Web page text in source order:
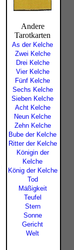
Andere
Tarotkarten
As der Kelche
Zwei Kelche
Drei Kelche
Vier Kelche
Fünf Kelche
Sechs Kelche
Sieben Kelche
Acht Kelche
Neun Kelche
Zehn Kelche
Bube der Kelche
Ritter der Kelche
Königin der
Kelche
König der Kelche
Tod
Mäßigkeit
Teufel
Stern
Sonne
Gericht
Welt